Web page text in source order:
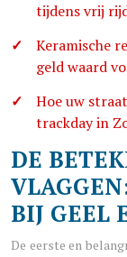
tijdens vrij
Keramische
geld waard
Hoe uw
trackday in
DE
BIJ GEEL
De eerste en